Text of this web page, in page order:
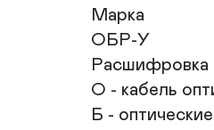
Марка
ОБР-У
Расшифровка
О - кабель
Б -